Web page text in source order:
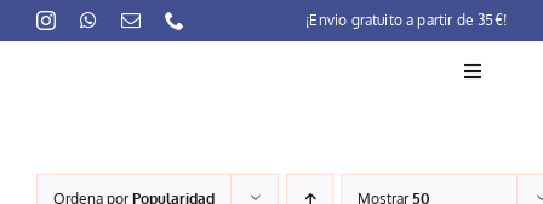
to
¡Envio gratuito a partir de 35€!
Toggle
La marca
Ordena porPopularidad Mostrar50